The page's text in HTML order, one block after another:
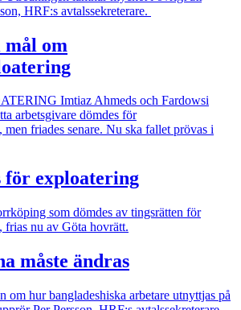
HRF:s avtalssekreterare.
om
Imtiaz Ahmeds och Fardowsi
arbetsgivare dömdes för
friades senare. Nu ska fallet prövas i
exploatering
som dömdes av tingsrätten för
frias nu av Göta hovrätt.
måste ändras
om hur bangladeshiska arbetare utnyttjas på